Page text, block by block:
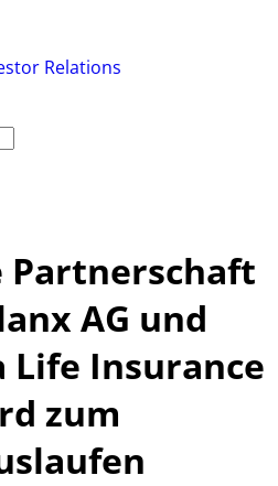
Relations
Partnerschaft
AG und
Life Insurance
zum